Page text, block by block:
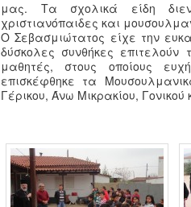
μας. Τα σχολικά είδη
χριστιανόπαιδες και
Ο Σεβασμιώτατος είχε την
δύσκολες συνθήκες επιτελούν
μαθητές, στους οποίους
επισκέφθηκε τα
Γέρικου, Άνω Μικρακίου,